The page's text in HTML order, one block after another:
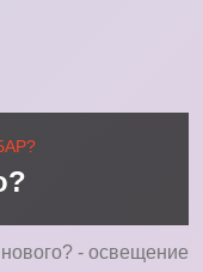
- освещение